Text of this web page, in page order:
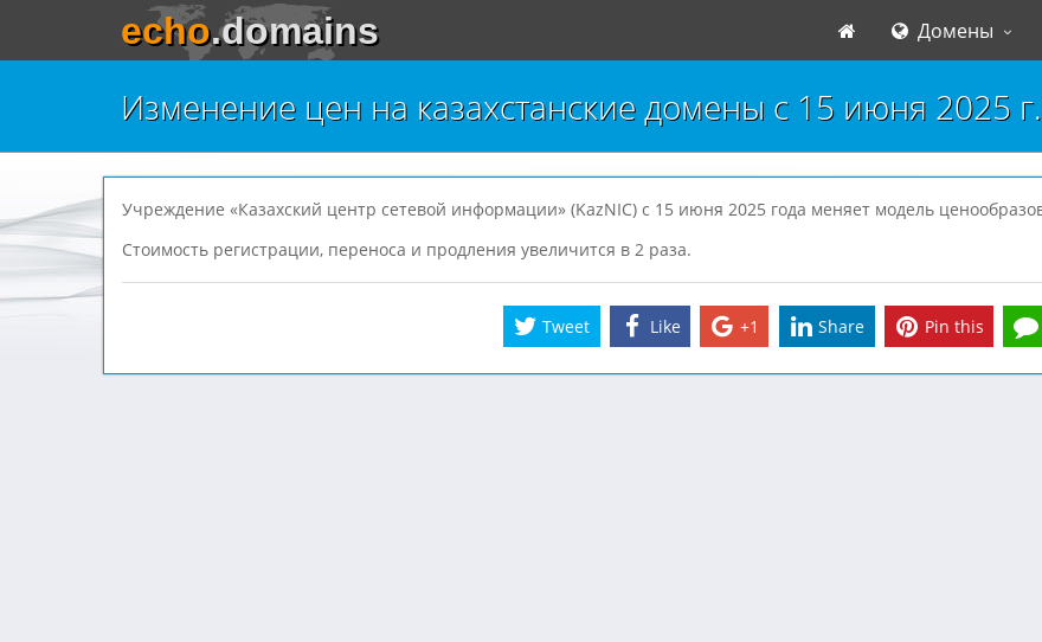
echo.domains Домены
Изменение цен на казахстанские домены с 15 июня 2025 г.
Учреждение «Казахский центр сетевой информации» (KazNIC) с 15 июня 2025 года меняет модель
Стоимость регистрации, переноса и продления увеличится в 2 раза.
Tweet Like +1 Share Pin this